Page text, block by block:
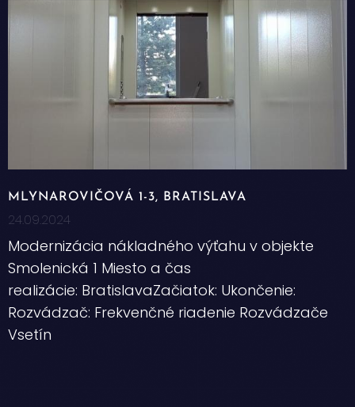
MLYNAROVIČOVÁ 1-3, BRATISLAVA
24.09.2024
Modernizácia nákladného výťahu v objekte
Smolenická 1 Miesto a čas
realizácie: BratislavaZačiatok: Ukončenie:
Rozvádzač: Frekvenčné riadenie Rozvádzače
Vsetín